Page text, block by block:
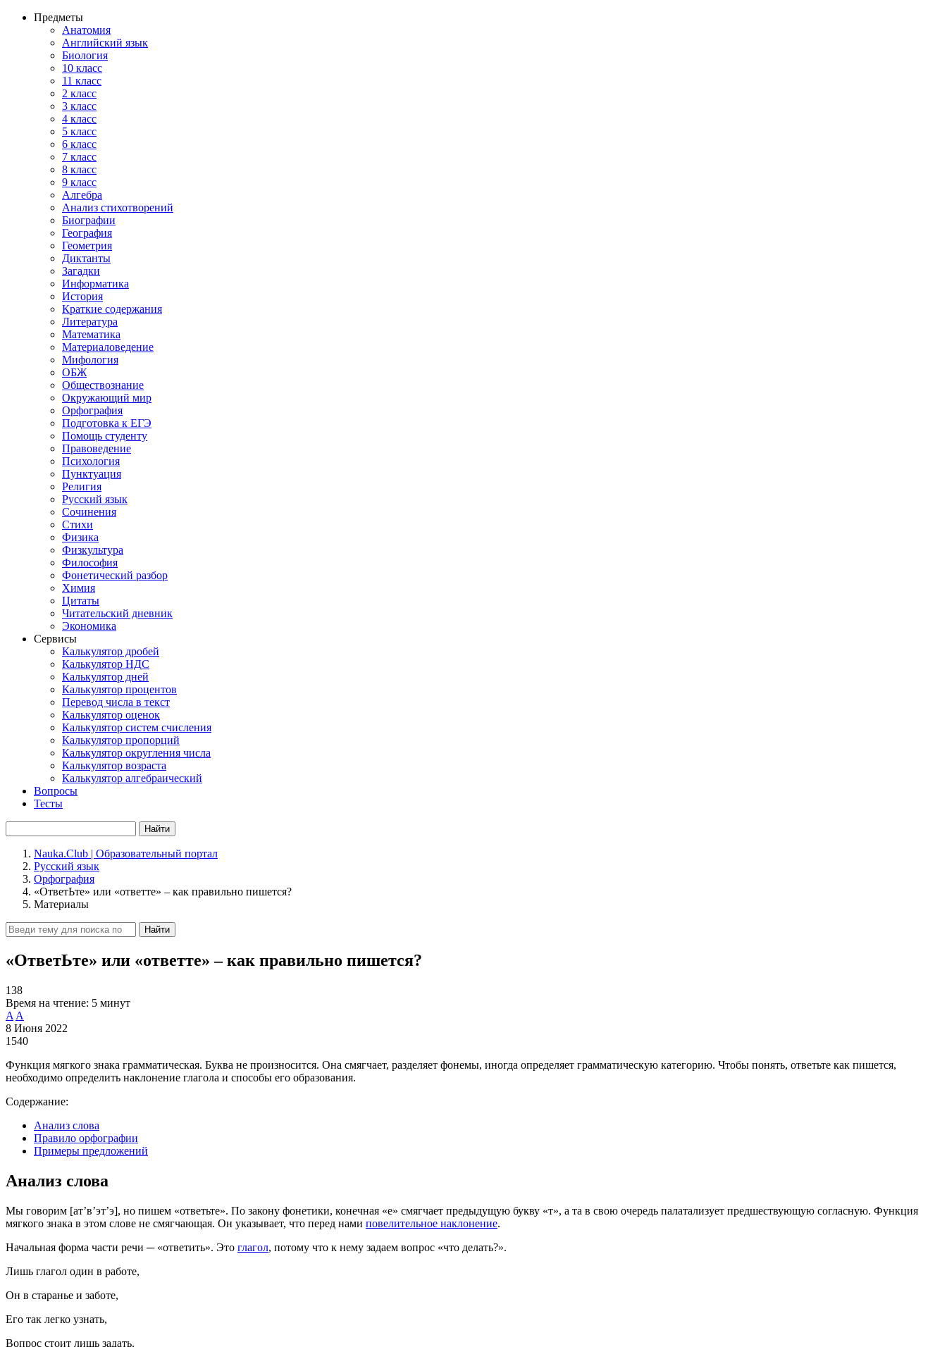
Предметы
Анатомия
Английский язык
Биология
10 класс
11 класс
2 класс
3 класс
4 класс
5 класс
6 класс
7 класс
8 класс
9 класс
Алгебра
Анализ стихотворений
Биографии
География
Геометрия
Диктанты
Загадки
Информатика
История
Краткие содержания
Литература
Математика
Материаловедение
Мифология
ОБЖ
Обществознание
Окружающий мир
Орфография
Подготовка к ЕГЭ
Помощь студенту
Правоведение
Психология
Пунктуация
Религия
Русский язык
Сочинения
Стихи
Физика
Физкультура
Философия
Фонетический разбор
Химия
Цитаты
Читательский дневник
Экономика
Сервисы
Калькулятор дробей
Калькулятор НДС
Калькулятор дней
Калькулятор процентов
Перевод числа в текст
Калькулятор оценок
Калькулятор систем счисления
Калькулятор пропорций
Калькулятор округления числа
Калькулятор возраста
Калькулятор алгебраический
Вопросы
Тесты
Найти
Nauka.Club | Образовательный портал
Русский язык
Орфография
«ОтветЬте» или «ответте» – как правильно пишется?
Материалы
Найти
«ОтветЬте» или «ответте» – как правильно пишется?
138
Время на чтение: 5 минут
A A
8 Июня 2022
1540
Функция мягкого знака грамматическая. Буква не произносится. Она смягчает, разделяет фонемы, иногда определяет грамматическую категорию. Чтобы понять, ответьте как пишется,
необходимо определить наклонение глагола и способы его образования.
Содержание:
Анализ слова
Правило орфографии
Примеры предложений
Анализ слова
Мы говорим [ат’в’эт’э], но пишем «ответьте». По закону фонетики, конечная «е» смягчает предыдущую букву «т», а та в свою очередь палатализует предшествующую согласную. Функция
мягкого знака в этом слове не смягчающая. Он указывает, что перед нами повелительное наклонение.
Начальная форма части речи ─ «ответить». Это глагол, потому что к нему задаем вопрос «что делать?».
Лишь глагол один в работе,
Он в старанье и заботе,
Его так легко узнать,
Вопрос стоит лишь задать.